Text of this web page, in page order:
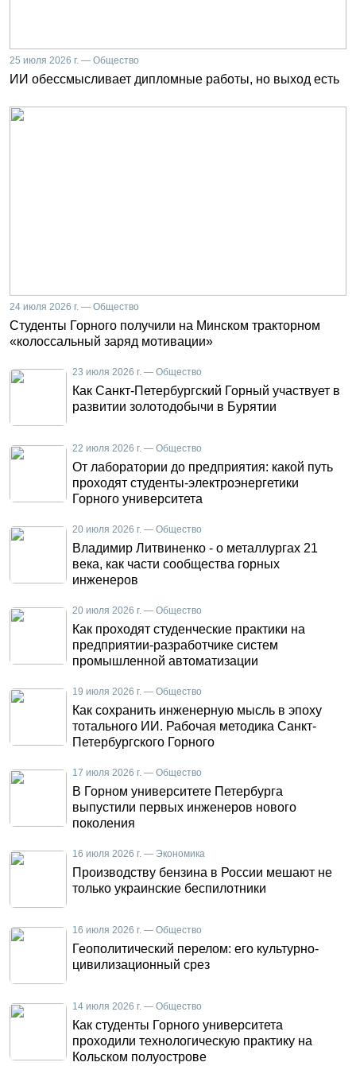
25 июля 2026 г. — Общество
ИИ обессмысливает дипломные работы, но выход есть
24 июля 2026 г. — Общество
Студенты Горного получили на Минском тракторном
«колоссальный заряд мотивации»
23 июля 2026 г. — Общество
Как Санкт-Петербургский Горный участвует в
развитии золотодобычи в Бурятии
22 июля 2026 г. — Общество
От лаборатории до предприятия: какой путь
проходят студенты-электроэнергетики
Горного университета
20 июля 2026 г. — Общество
Владимир Литвиненко - о металлургах 21
века, как части сообщества горных
инженеров
20 июля 2026 г. — Общество
Как проходят студенческие практики на
предприятии-разработчике систем
промышленной автоматизации
19 июля 2026 г. — Общество
Как сохранить инженерную мысль в эпоху
тотального ИИ. Рабочая методика Санкт-
Петербургского Горного
17 июля 2026 г. — Общество
В Горном университете Петербурга
выпустили первых инженеров нового
поколения
16 июля 2026 г. — Экономика
Производству бензина в России мешают не
только украинские беспилотники
16 июля 2026 г. — Общество
Геополитический перелом: его культурно-
цивилизационный срез
14 июля 2026 г. — Общество
Как студенты Горного университета
проходили технологическую практику на
Кольском полуострове